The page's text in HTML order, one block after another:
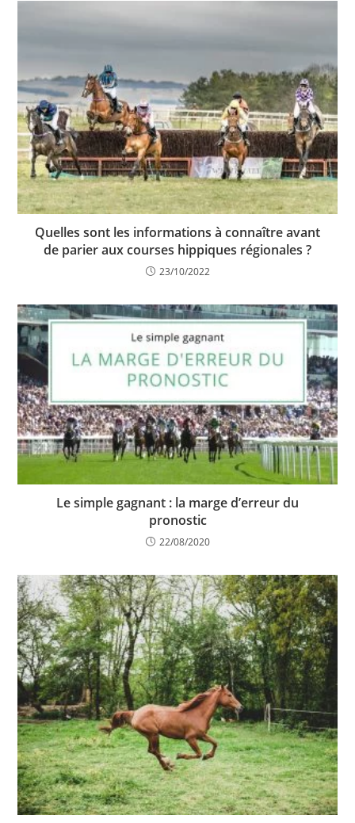
Quelles sont les informations à connaître avant
de parier aux courses hippiques régionales ?
23/10/2022
Le simple gagnant : la marge d’erreur du
pronostic
22/08/2020